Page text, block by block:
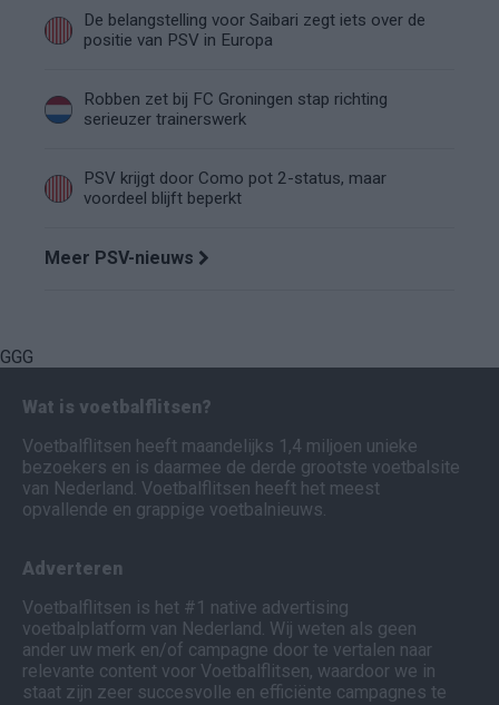
De belangstelling voor Saibari zegt iets over de
positie van PSV in Europa
Robben zet bij FC Groningen stap richting
serieuzer trainerswerk
PSV krijgt door Como pot 2-status, maar
voordeel blijft beperkt
Meer PSV-nieuws
GGG
Wat is voetbalflitsen?
Voetbalflitsen heeft maandelijks 1,4 miljoen unieke
bezoekers en is daarmee de derde grootste voetbalsite
van Nederland. Voetbalflitsen heeft het meest
opvallende en grappige voetbalnieuws.
Adverteren
Voetbalflitsen is het #1 native advertising
voetbalplatform van Nederland. Wij weten als geen
ander uw merk en/of campagne door te vertalen naar
relevante content voor Voetbalflitsen, waardoor we in
staat zijn zeer succesvolle en efficiënte campagnes te